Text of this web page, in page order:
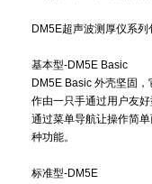
DM5E超声波测厚仪系列
基本型-DM5E Basic
DM5E Basic 外壳坚固
作由一只手通过用户友
通过菜单导航让操作简
种功能。
标准型-DM5E